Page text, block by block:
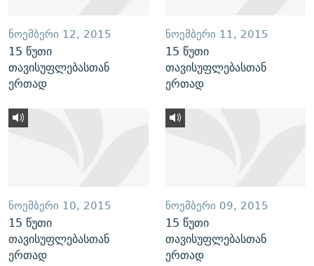
ᲜᲝᲔᲛᲑᲔᲠᲘ 12, 2015
15 წუთი
თავისუფლებასთან
ერთად
ᲜᲝᲔᲛᲑᲔᲠᲘ 11, 2015
15 წუთი
თავისუფლებასთან
ერთად
ᲜᲝᲔᲛᲑᲔᲠᲘ 10, 2015
15 წუთი
თავისუფლებასთან
ერთად
ᲜᲝᲔᲛᲑᲔᲠᲘ 09, 2015
15 წუთი
თავისუფლებასთან
ერთად